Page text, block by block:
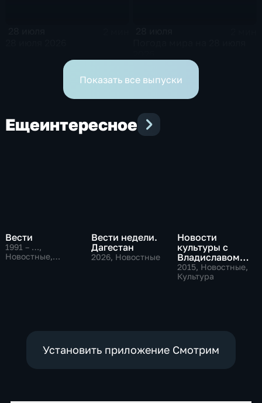
Показать все выпуски
Ещеинтересное
Вести
1991 – …,
Новостные,
Вести недели.
Дагестан
2026, Новостные
Новости
культуры с
Владиславом
Флярковским
2015, Новостные,
Культура
Установить приложение Смотрим